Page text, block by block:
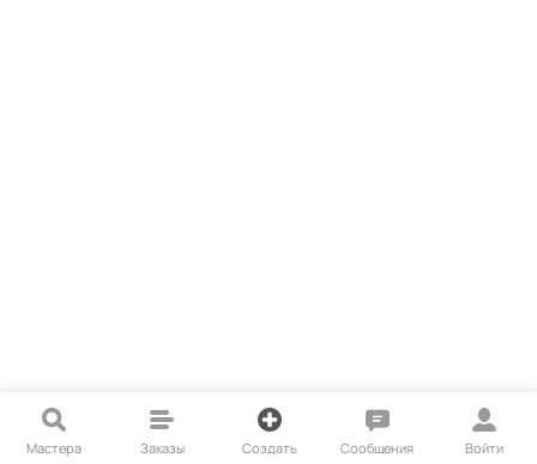
Мастера Заказы Создать Сообщения Войти